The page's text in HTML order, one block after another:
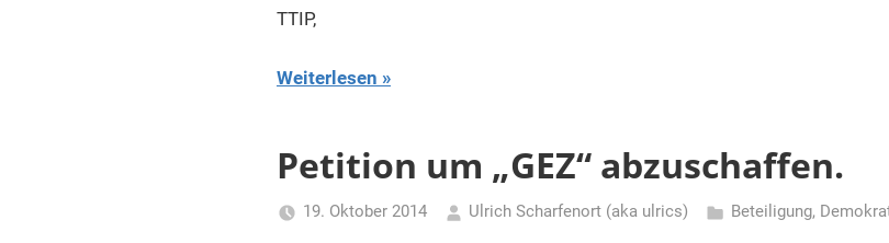
TTIP,
Weiterlesen
Petition um „GEZ“ abzuschaffen.
19. Oktober 2014 Ulrich Scharfenort (aka ulrics) Beteiligung,